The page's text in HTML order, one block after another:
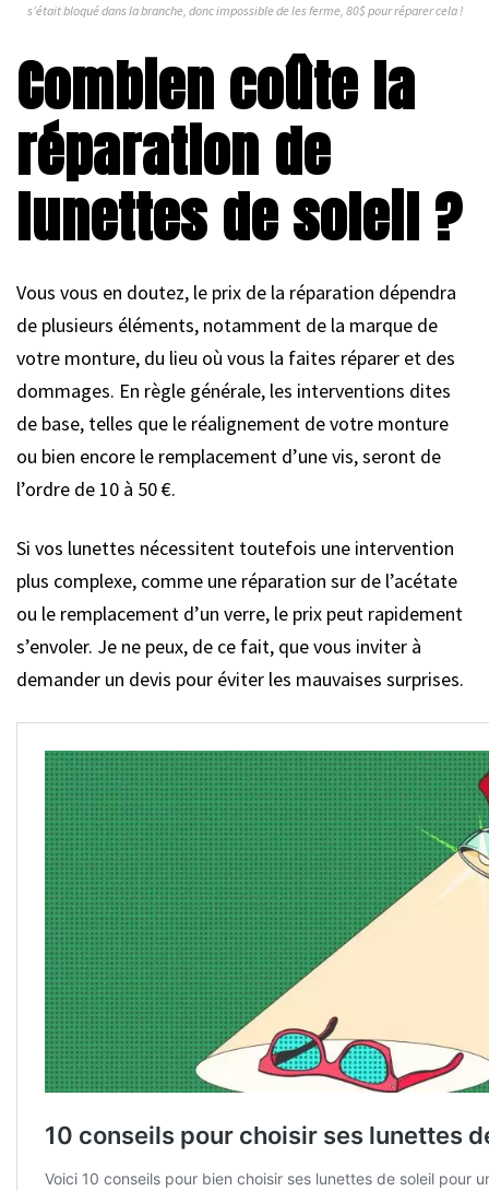
s’était bloqué dans la branche, donc impossible de les ferme, 80$ pour réparer cela !
Combien coûte la
réparation de
lunettes de soleil ?
Vous vous en doutez, le prix de la réparation dépendra
de plusieurs éléments, notamment de la marque de
votre monture, du lieu où vous la faites réparer et des
dommages. En règle générale, les interventions dites
de base, telles que le réalignement de votre monture
ou bien encore le remplacement d’une vis, seront de
l’ordre de 10 à 50 €.
Si vos lunettes nécessitent toutefois une intervention
plus complexe, comme une réparation sur de l’acétate
ou le remplacement d’un verre, le prix peut rapidement
s’envoler. Je ne peux, de ce fait, que vous inviter à
demander un devis pour éviter les mauvaises surprises.